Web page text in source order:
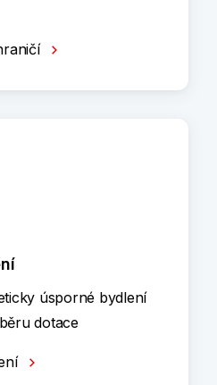
úsporné bydlení
dotace